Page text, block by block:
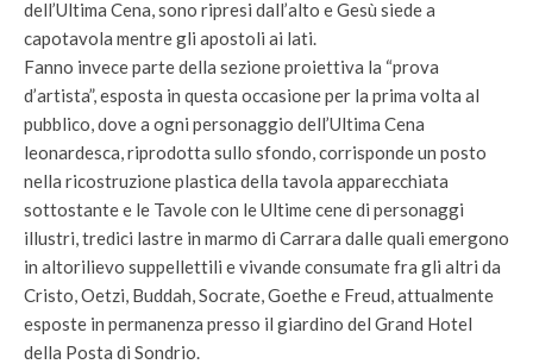
dell’Ultima Cena, sono ripresi dall’alto e Gesù siede a
capotavola mentre gli apostoli ai lati.
Fanno invece parte della sezione proiettiva la “prova
d’artista”, esposta in questa occasione per la prima volta al
pubblico, dove a ogni personaggio dell’Ultima Cena
leonardesca, riprodotta sullo sfondo, corrisponde un posto
nella ricostruzione plastica della tavola apparecchiata
sottostante e le Tavole con le Ultime cene di personaggi
illustri, tredici lastre in marmo di Carrara dalle quali emergono
in altorilievo suppellettili e vivande consumate fra gli altri da
Cristo, Oetzi, Buddah, Socrate, Goethe e Freud, attualmente
esposte in permanenza presso il giardino del Grand Hotel
della Posta di Sondrio.